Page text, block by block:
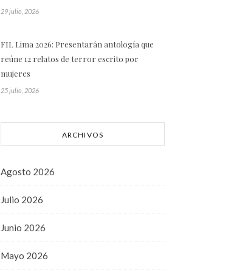
29 julio, 2026
FIL Lima 2026: Presentarán antología que
reúne 12 relatos de terror escrito por
mujeres
25 julio, 2026
ARCHIVOS
Agosto 2026
Julio 2026
Junio 2026
Mayo 2026